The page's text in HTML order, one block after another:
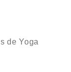
de Yoga